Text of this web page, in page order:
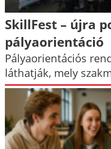
SkillFest – újra
pályaorientáció
Pályaorientációs
láthatják, mely